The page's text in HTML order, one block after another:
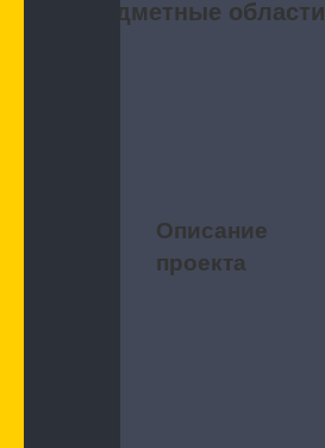
Предметные области
Описание
проекта